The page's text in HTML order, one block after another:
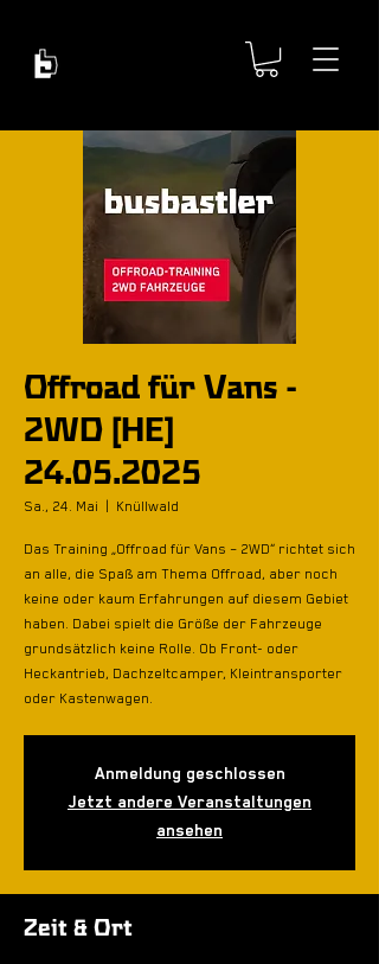
Offroad für Vans -
2WD [HE]
24.05.2025
Sa., 24. Mai Knüllwald
Das Training „Offroad für Vans – 2WD“ richtet sich
an alle, die Spaß am Thema Offroad, aber noch
keine oder kaum Erfahrungen auf diesem Gebiet
haben. Dabei spielt die Größe der Fahrzeuge
grundsätzlich keine Rolle. Ob Front- oder
Heckantrieb, Dachzeltcamper, Kleintransporter
oder Kastenwagen.
Anmeldung geschlossen
Jetzt andere Veranstaltungen
ansehen
Zeit & Ort